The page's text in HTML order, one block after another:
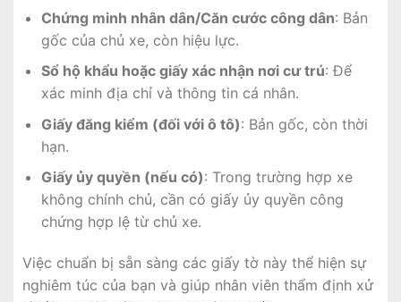
Chứng minh nhân dân/Căn cước công dân: Bản
gốc của chủ xe, còn hiệu lực.
Sổ hộ khẩu hoặc giấy xác nhận nơi cư trú: Để
xác minh địa chỉ và thông tin cá nhân.
Giấy đăng kiểm (đối với ô tô): Bản gốc, còn thời
hạn.
Giấy ủy quyền (nếu có): Trong trường hợp xe
không chính chủ, cần có giấy ủy quyền công
chứng hợp lệ từ chủ xe.
Việc chuẩn bị sẵn sàng các giấy tờ này thể hiện sự
nghiêm túc của bạn và giúp nhân viên thẩm định xử